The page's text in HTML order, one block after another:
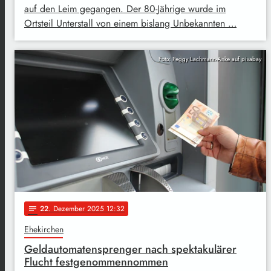
auf den Leim gegangen. Der 80-Jährige wurde im
Ortsteil Unterstall von einem bislang Unbekannten …
Foto: Peggy Lachmann-Anke auf pixabay
notes 22. Dezember 2025 12:32
Ehekirchen
Geldautomatensprenger nach spektakulärer
Flucht festgenommennommen